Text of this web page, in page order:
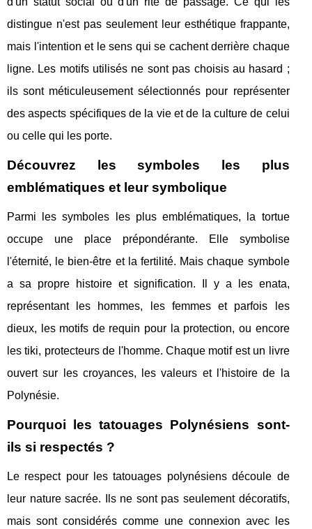
distingue n'est pas seulement leur esthétique frappante,
mais l'intention et le sens qui se cachent derrière chaque
ligne. Les motifs utilisés ne sont pas choisis au hasard ;
ils sont méticuleusement sélectionnés pour représenter
des aspects spécifiques de la vie et de la culture de celui
ou celle qui les porte.
Découvrez les symboles les plus
emblématiques et leur symbolique
Parmi les symboles les plus emblématiques, la tortue
occupe une place prépondérante. Elle symbolise
l'éternité, le bien-être et la fertilité. Mais chaque symbole
a sa propre histoire et signification. Il y a les enata,
représentant les hommes, les femmes et parfois les
dieux, les motifs de requin pour la protection, ou encore
les tiki, protecteurs de l'homme. Chaque motif est un livre
ouvert sur les croyances, les valeurs et l'histoire de la
Polynésie.
Pourquoi les tatouages Polynésiens sont-
ils si respectés ?
Le respect pour les tatouages polynésiens découle de
leur nature sacrée. Ils ne sont pas seulement décoratifs,
mais sont considérés comme une connexion avec les